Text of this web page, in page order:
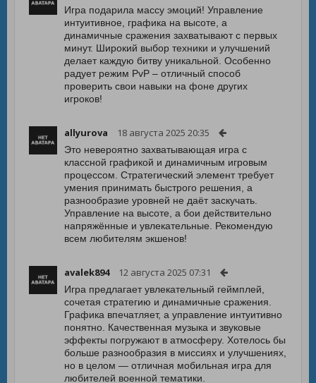
Игра подарила массу эмоций! Управление
интуитивное, графика на высоте, а
динамичные сражения захватывают с первых
минут. Широкий выбор техники и улучшений
делает каждую битву уникальной. Особенно
радует режим PvP – отличный способ
проверить свои навыки на фоне других
игроков!
allyurova 18 августа 2025 20:35
Это невероятно захватывающая игра с
классной графикой и динамичным игровым
процессом. Стратегический элемент требует
умения принимать быстрого решения, а
разнообразие уровней не даёт заскучать.
Управление на высоте, а бои действительно
напряжённые и увлекательные. Рекомендую
всем любителям экшенов!
avalek894 12 августа 2025 07:31
Игра предлагает увлекательный геймплей,
сочетая стратегию и динамичные сражения.
Графика впечатляет, а управление интуитивно
понятно. Качественная музыка и звуковые
эффекты погружают в атмосферу. Хотелось бы
больше разнообразия в миссиях и улучшениях,
но в целом — отличная мобильная игра для
любителей военной тематики.